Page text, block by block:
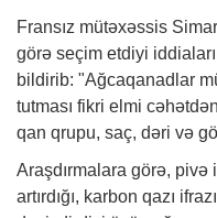
Fransız mütəxəssis
görə seçim etdiyi
bildirib: "Ağcaqanadlar
tutması fikri elmi
qan qrupu, saç, dəri və
Araşdırmalara görə,
artırdığı, karbon qazı